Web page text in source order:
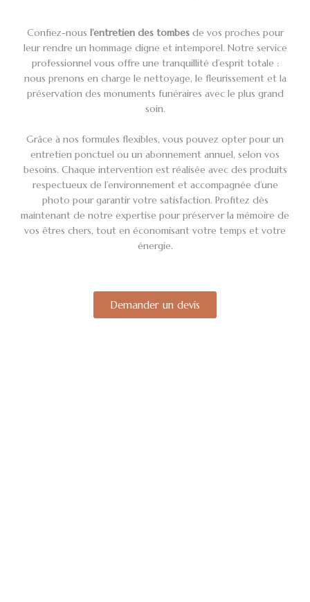
Confiez-nous l’entretien des tombesde vos proches pour
leur rendre un hommage digne et intemporel. Notre service
professionnel vous offre une tranquillité d’esprit totale :
nous prenons en charge le nettoyage, le fleurissement et la
préservation des monuments funéraires avec le plus grand
soin.
Grâce à nos formules flexibles, vous pouvez opter pour un
entretien ponctuel ou un abonnement annuel, selon vos
besoins. Chaque intervention est réalisée avec des produits
respectueux de l’environnement et accompagnée d’une
photo pour garantir votre satisfaction. Profitez dès
maintenant de notre expertise pour préserver la mémoire de
vos êtres chers, tout en économisant votre temps et votre
énergie.
Demander un devis